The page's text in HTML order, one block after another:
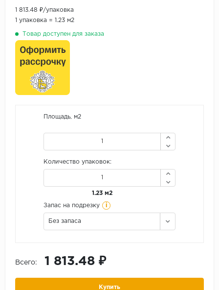
1 813.48 ₽/упаковка
1 упаковка = 1.23 м2
Товар доступен для заказа
Площадь, м2
Количество упаковок:
1.23 м2
Запас на подрезку i
Без запаса
Всего: 1 813.48 ₽
Купить